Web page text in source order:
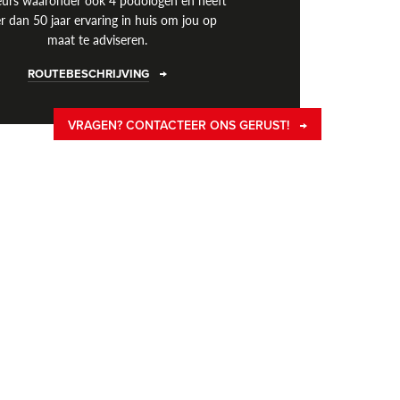
dan 50 jaar ervaring in huis om jou op
maat te adviseren.
ROUTEBESCHRIJVING
VRAGEN? CONTACTEER ONS GERUST!